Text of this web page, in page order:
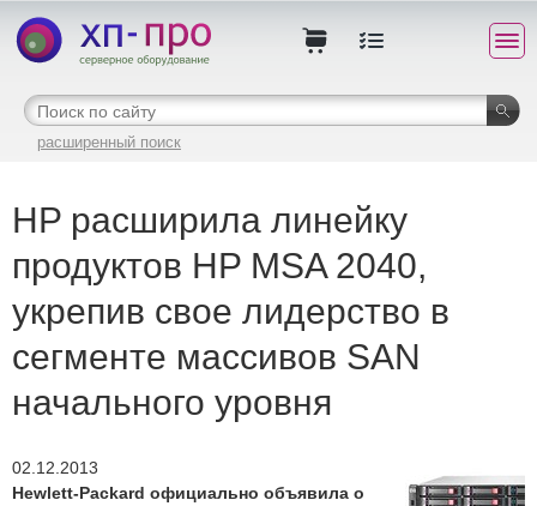
расширенный поиск
HP расширила линейку
продуктов HP MSA 2040,
укрепив свое лидерство в
сегменте массивов SAN
начального уровня
02.12.2013
Hewlett-Packard официально объявила о